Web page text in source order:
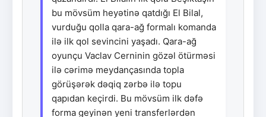
bu mövsüm heyətinə qatdığı El Bilal,
vurduğu qolla qara-ağ formalı komanda
ilə ilk qol sevincini yaşadı. Qara-ağ
oyunçu Vaclav Cerninin gözəl ötürməsi
ilə cərimə meydançasında topla
görüşərək dəqiq zərbə ilə topu
qapıdan keçirdi. Bu mövsüm ilk dəfə
forma geyinən yeni transferlərdən